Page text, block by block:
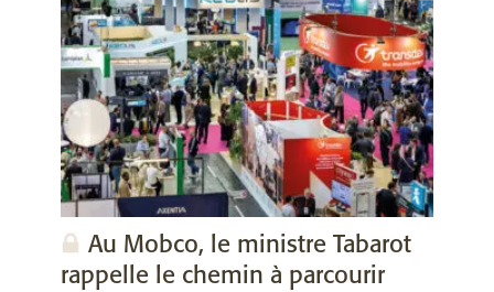
Au Mobco, le ministre Tabarot
rappelle le chemin à parcourir